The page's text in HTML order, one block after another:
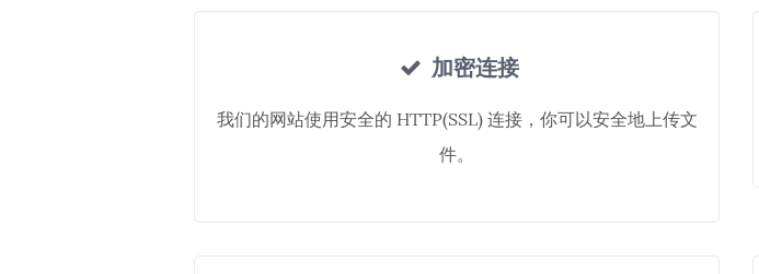
加密连接
我们的网站使用安全的 HTTP(SSL) 连接，你可以安全地上传文
件。